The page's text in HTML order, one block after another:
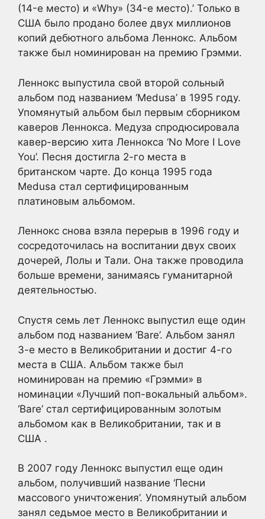
(14-е место) и «Why» (34-е место).’ Только в
США было продано более двух миллионов
копий дебютного альбома Леннокс. Альбом
также был номинирован на премию Грэмми.
Леннокс выпустила свой второй сольный
альбом под названием ‘Medusa’ в 1995 году.
Упомянутый альбом был первым сборником
каверов Леннокса. Медуза спродюсировала
кавер-версию хита Леннокса ‘No More I Love
You’. Песня достигла 2-го места в
британском чарте. До конца 1995 года
Medusa стал сертифицированным
платиновым альбомом.
Леннокс снова взяла перерыв в 1996 году и
сосредоточилась на воспитании двух своих
дочерей, Лолы и Тали. Она также проводила
больше времени, занимаясь гуманитарной
деятельностью.
Спустя семь лет Леннокс выпустил еще один
альбом под названием ‘Bare’. Альбом занял
3-е место в Великобритании и достиг 4-го
места в США. Альбом также был
номинирован на премию «Грэмми» в
номинации «Лучший поп-вокальный альбом».
‘Bare’ стал сертифицированным золотым
альбомом как в Великобритании, так и в
США .
В 2007 году Леннокс выпустил еще один
альбом, получивший название ‘Песни
массового уничтожения’. Упомянутый альбом
занял седьмое место в Великобритании и